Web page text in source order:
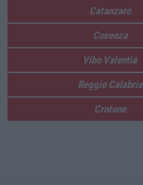
Catanzaro
Cosenza
Vibo Valentia
Reggio Calabria
Crotone